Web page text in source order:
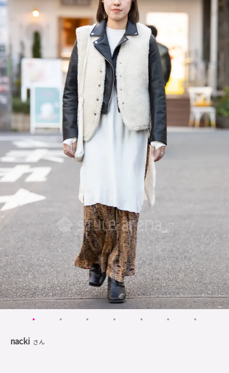
nacki さん